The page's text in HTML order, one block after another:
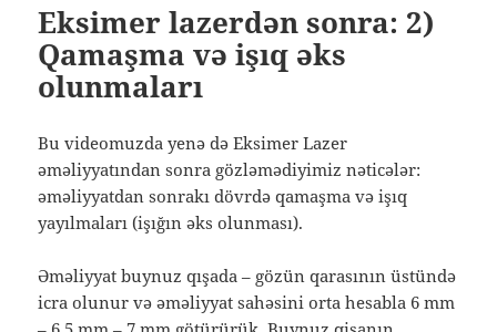
Eksimer lazerdən sonra: 2)
Qamaşma və işıq əks
olunmaları
Bu videomuzda yenə də Eksimer Lazer
əməliyyatından sonra gözləmədiyimiz nəticələr:
əməliyyatdan sonrakı dövrdə qamaşma və işıq
yayılmaları (işığın əks olunması).
Əməliyyat buynuz qışada – gözün qarasının üstündə
icra olunur və əməliyyat sahəsini orta hesabla 6 mm